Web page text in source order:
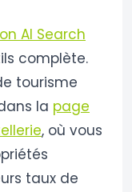
AI Search
complète.
tourisme
la page
, où vous
taux de